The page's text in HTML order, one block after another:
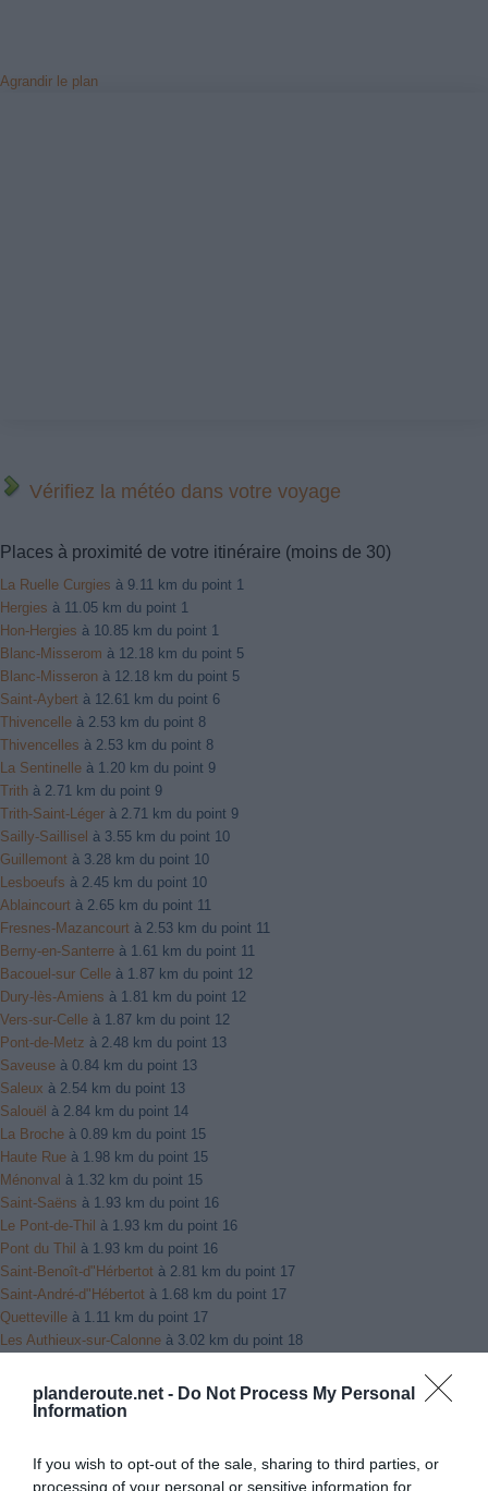
planderoute.net - Do Not Process My Personal
Information
If you wish to opt-out of the sale, sharing to third parties, or
processing of your personal or sensitive information for
Agrandir le plan
Vérifiez la météo dans votre voyage
Places à proximité de votre itinéraire (moins de 30)
La Ruelle Curgies à 9.11 km du point 1
Hergies à 11.05 km du point 1
Hon-Hergies à 10.85 km du point 1
Blanc-Misserom à 12.18 km du point 5
Blanc-Misseron à 12.18 km du point 5
Saint-Aybert à 12.61 km du point 6
Thivencelle à 2.53 km du point 8
Thivencelles à 2.53 km du point 8
La Sentinelle à 1.20 km du point 9
Trith à 2.71 km du point 9
Trith-Saint-Léger à 2.71 km du point 9
Sailly-Saillisel à 3.55 km du point 10
Guillemont à 3.28 km du point 10
Lesboeufs à 2.45 km du point 10
Ablaincourt à 2.65 km du point 11
Fresnes-Mazancourt à 2.53 km du point 11
Berny-en-Santerre à 1.61 km du point 11
Bacouel-sur Celle à 1.87 km du point 12
Dury-lès-Amiens à 1.81 km du point 12
Vers-sur-Celle à 1.87 km du point 12
Pont-de-Metz à 2.48 km du point 13
Saveuse à 0.84 km du point 13
Saleux à 2.54 km du point 13
Salouël à 2.84 km du point 14
La Broche à 0.89 km du point 15
Haute Rue à 1.98 km du point 15
Ménonval à 1.32 km du point 15
Saint-Saëns à 1.93 km du point 16
Le Pont-de-Thil à 1.93 km du point 16
Pont du Thil à 1.93 km du point 16
Saint-Benoît-d"Hérbertot à 2.81 km du point 17
Saint-André-d"Hébertot à 1.68 km du point 17
Quetteville à 1.11 km du point 17
Les Authieux-sur-Calonne à 3.02 km du point 18
Grentheville à 2.00 km du point 19
Gibervilleà 1.88 km du point 19
Éterville
à 1.70 km du point 21